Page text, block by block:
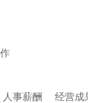
人事薪酬 经营成